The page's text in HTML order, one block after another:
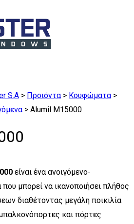
S.A > Προιόντα> Κουφώματα>
> Alumil M15000
είναι ένα ανοιγόμενο-
μπορεί να ικανοποιήσει πλήθος
διαθέτοντας μεγάλη ποικιλία
και πόρτες